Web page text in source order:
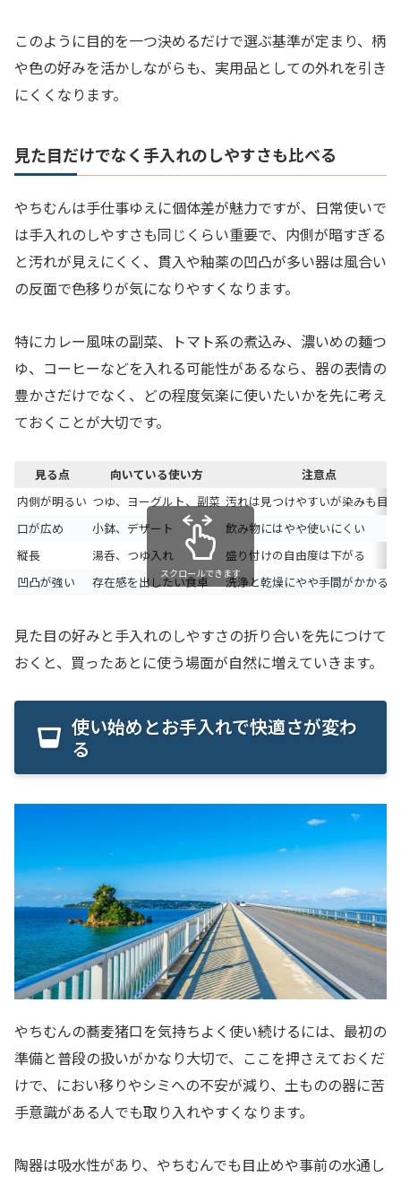
このように目的を一つ決めるだけで選ぶ基準が定まり、柄
や色の好みを活かしながらも、実用品としての外れを引き
にくくなります。
見た目だけでなく手入れのしやすさも比べる
やちむんは手仕事ゆえに個体差が魅力ですが、日常使いで
は手入れのしやすさも同じくらい重要で、内側が暗すぎる
と汚れが見えにくく、貫入や釉薬の凹凸が多い器は風合い
の反面で色移りが気になりやすくなります。
特にカレー風味の副菜、トマト系の煮込み、濃いめの麺つ
ゆ、コーヒーなどを入れる可能性があるなら、器の表情の
豊かさだけでなく、どの程度気楽に使いたいかを先に考え
ておくことが大切です。
見る点 向いている使い方
注意点
内側が明るい つゆ、ヨーグルト、副菜 汚れは見つけやすいが染みも目
口が広め
小鉢、デザート
飲み物にはやや使いにくい
縦長
湯呑、つゆ入れ
盛り付けの自由度は下がる
凹凸が強い
存在感を出したい食卓 洗浄と乾燥にやや手間がかかる
スクロールできます
見た目の好みと手入れのしやすさの折り合いを先につけて
おくと、買ったあとに使う場面が自然に増えていきます。
使い始めとお手入れで快適さが変わ
る
やちむんの蕎麦猪口を気持ちよく使い続けるには、最初の
準備と普段の扱いがかなり大切で、ここを押さえておくだ
けで、におい移りやシミへの不安が減り、土ものの器に苦
手意識がある人でも取り入れやすくなります。
陶器は吸水性があり、やちむんでも目止めや事前の水通し